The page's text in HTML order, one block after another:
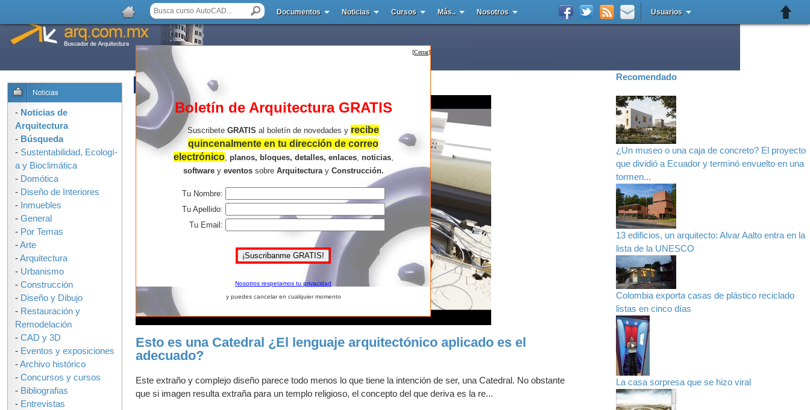
Documentos Noticias Cursos Más.. Nosotros Usuarios
AGREGAR COMENTARIO
Esto es una Catedral ¿El lenguaje arquitectónico aplicado es el
adecuado?
Este extraño y complejo diseño parece todo menos lo que tiene la intención de ser, una Catedral. No obstante
que si imagen resulta extraña para un templo religioso, el concepto del que deriva es la re...
Recomendado
¿Un museo o una caja de concreto? El proyecto
que dividió a Ecuador y terminó envuelto en una
tormen...
13 edificios, un arquitecto: Alvar Aalto entra en la
lista de la UNESCO
Colombia exporta casas de plástico reciclado
listas en cinco días
La casa sorpresa que se hizo viral
[Cerrar]
Boletín de Arquitectura GRATIS
Suscribete GRATIS al boletín de novedades y recibe
quincenalmente en tu dirección de correo
electrónico, planos, bloques, detalles, enlaces, noticias,
softwarey eventossobre Arquitecturay Construcción.
Tu Nombre:
Tu Apellido:
Tu Email:
Nosotros respetamos tu privacidad
y puedes cancelar en cualquier momento
- Noticias de
Arquitectura
- Búsqueda
- Sustentabilidad, Ecologí­
a y Bioclimática
- Domótica
- Diseño de Interiores
- Inmuebles
- General
- Por Temas
-Arte
-Arquitectura
- Urbanismo
- Construcción
- Diseño y Dibujo
- Restauración y
Remodelación
- CAD y 3D
- Eventos y exposiciones
-Archivo histórico
- Concursos y cursos
- Bibliografias
- Entrevistas